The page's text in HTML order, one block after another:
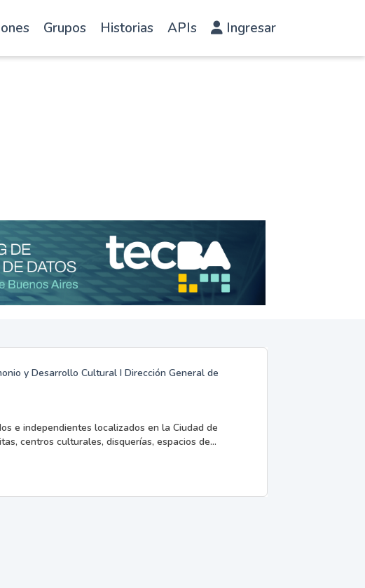
Grupos Historias APIs Ingresar
y Desarrollo Cultural I Dirección General de
e independientes localizados en la Ciudad de
centros culturales, disquerías, espacios de...